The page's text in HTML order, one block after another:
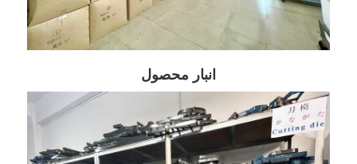
انبار محصول